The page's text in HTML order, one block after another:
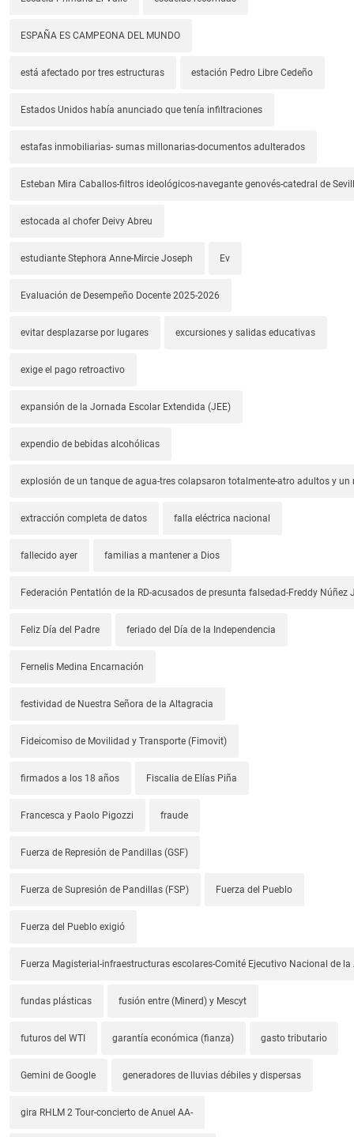
ESPAÑA ES CAMPEONA DEL MUNDO
está afectado por tres estructuras estación Pedro Libre Cedeño
Estados Unidos había anunciado que tenía infiltraciones
estafas inmobiliarias- sumas millonarias-documentos adulterados
Esteban Mira Caballos-filtros ideológicos-navegante genovés-catedral de
estocada al chofer Deivy Abreu
estudiante Stephora Anne-Mircie Joseph Ev
Evaluación de Desempeño Docente 2025-2026
evitar desplazarse por lugares excursiones y salidas educativas
exige el pago retroactivo
expansión de la Jornada Escolar Extendida (JEE)
expendio de bebidas alcohólicas
explosión de un tanque de agua-tres colapsaron totalmente-atro adultos y un
extracción completa de datos falla eléctrica nacional
fallecido ayer familias a mantener a Dios
Federación Pentatlón de la RD-acusados de presunta falsedad-Freddy Núñez
Feliz Día del Padre feriado del Día de la Independencia
Fernelis Medina Encarnación
festividad de Nuestra Señora de la Altagracia
Fideicomiso de Movilidad y Transporte (Fimovit)
firmados a los 18 años Fiscalia de Elías Piña
Francesca y Paolo Pigozzi fraude
Fuerza de Represión de Pandillas (GSF)
Fuerza de Supresión de Pandillas (FSP) Fuerza del Pueblo
Fuerza del Pueblo exigió
Fuerza Magisterial-infraestructuras escolares-Comité Ejecutivo Nacional de la
fundas plásticas fusión entre (Minerd) y Mescyt
futuros del WTI garantía económica (fianza) gasto tributario
Gemini de Google generadores de lluvias débiles y dispersas
gira RHLM 2 Tour-concierto de Anuel AA-